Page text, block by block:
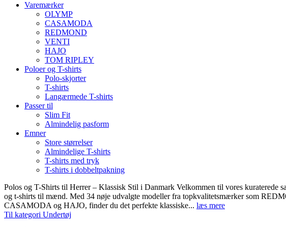
Varemærker
OLYMP
CASAMODA
REDMOND
VENTI
HAJO
TOM RIPLEY
Poloer og T-shirts
Polo-skjorter
T-shirts
Langærmede T-shirts
Passer til
Slim Fit
Almindelig pasform
Emner
Store størrelser
Almindelige T-shirts
T-shirts med tryk
T-shirts i dobbeltpakning
Polos og T-Shirts til Herrer – Klassisk Stil i Danmark Velkommen til vores kuraterede
og t-shirts til mænd. Med 34 nøje udvalgte modeller fra topkvalitetsmærker som
CASAMODA og HAJO, finder du det perfekte klassiske... læs mere
Til kategori Undertøj